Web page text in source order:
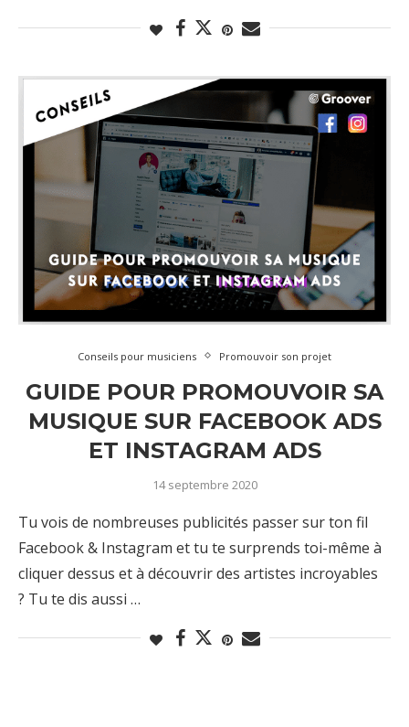
Conseils pour musiciens Promouvoir son projet
GUIDE POUR PROMOUVOIR SA
MUSIQUE SUR FACEBOOK ADS
ET INSTAGRAM ADS
14 septembre 2020
Tu vois de nombreuses publicités passer sur ton fil
Facebook & Instagram et tu te surprends toi-même à
cliquer dessus et à découvrir des artistes incroyables
? Tu te dis aussi …